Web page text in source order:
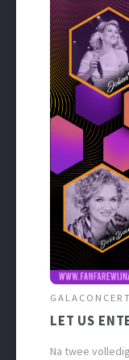
LET US
Na twee